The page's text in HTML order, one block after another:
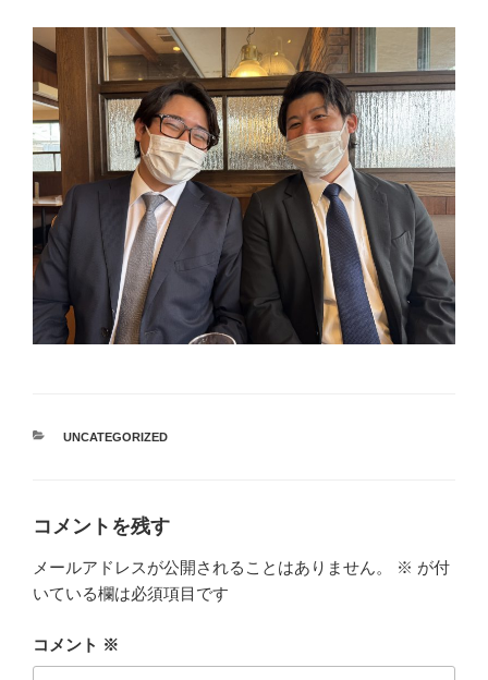
カ
UNCATEGORIZED
コメントを残す
メールアドレスが公開されることはありません。 ※ が付
いている欄は必須項目です
コメント ※